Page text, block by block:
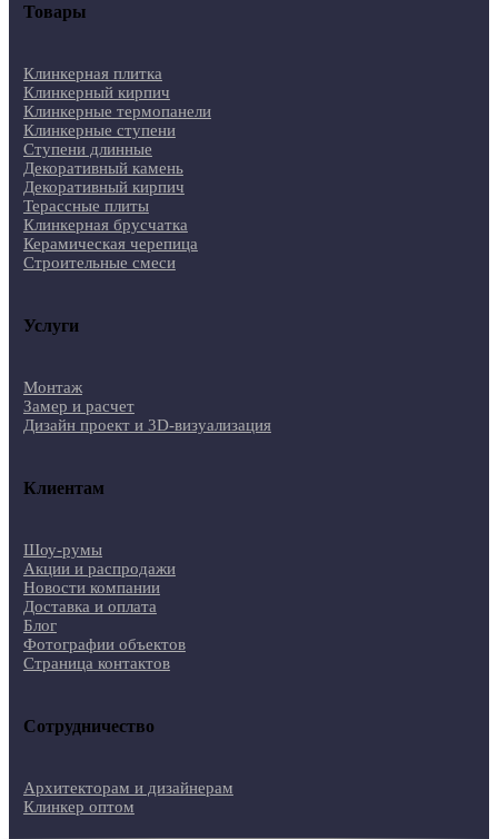
Товары
Клинкерная плитка
Клинкерный кирпич
Клинкерные термопанели
Клинкерные ступени
Ступени длинные
Декоративный камень
Декоративный кирпич
Терассные плиты
Клинкерная брусчатка
Керамическая черепица
Строительные смеси
Услуги
Монтаж
Замер и расчет
Дизайн проект и 3D-визуализация
Клиентам
Шоу-румы
Акции и распродажи
Новости компании
Доставка и оплата
Блог
Фотографии объектов
Страница контактов
Сотрудничество
Архитекторам и дизайнерам
Клинкер оптом